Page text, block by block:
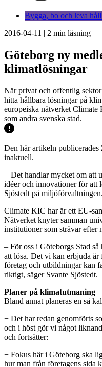
Bygga, bo och leva
2016-04-11 | 2 min läsning
Göteborg ny
klimatlösningar
När privat och offentlig
hitta hållbara lösningar på
europeiska nätverket
som andra svenska stad.
Den här artikeln publicerades
inaktuell.
− Det handlar mycket om att
idéer och innovationer för att
Sjöstedt på miljöförvaltningen.
Climate KIC har är ett EU-
Nätverket knyter samman
institutioner som strävar efter
– För oss i Göteborgs Stad
att lösa. Det vi kan erbjuda är
företag och utbildningar kan
riktigt, säger Svante Sjöstedt.
Planer på klimatutmaning
Bland annat planeras en så
− Det har redan genomförts
och i höst gör vi något
och fortsätter:
− Fokus här i Göteborg ska
hur man från företagens sida